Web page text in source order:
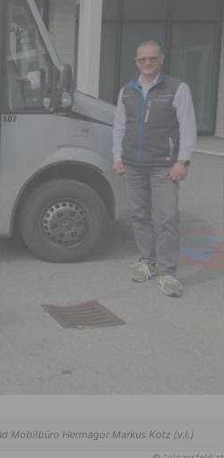
Mobilbüro Hermagor Markus Kotz (v.l.)